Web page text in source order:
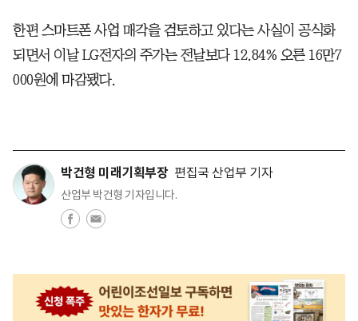
한편 스마트폰 사업 매각을 검토하고 있다는 사실이 공식화
되면서 이날 LG전자의 주가는 전날보다 12.84% 오른 16만7
000원에 마감됐다.
박건형 미래기획부장 편집국 산업부 기자
산업부 박건형 기자입니다.